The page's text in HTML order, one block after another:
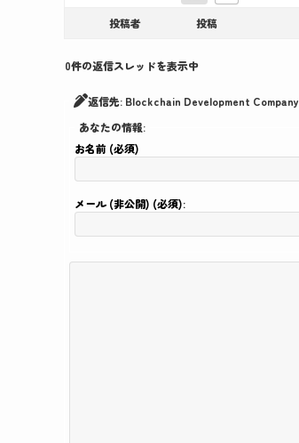
投稿者 投稿
0件の返信スレッドを表示中
返信先: Blockchain Development Company
あなたの情報:
お名前 (必須)
メール (非公開) (必須):